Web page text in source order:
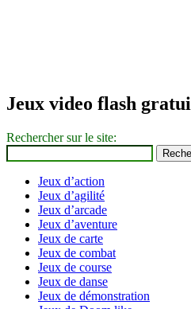
Jeux video flash
Rechercher sur le site:
Jeux d’action
Jeux d’agilité
Jeux d’arcade
Jeux d’aventure
Jeux de carte
Jeux de combat
Jeux de course
Jeux de danse
Jeux de démonstration